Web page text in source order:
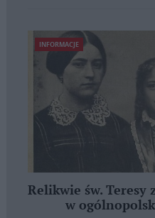
INFORMACJE
Relikwie św.
w